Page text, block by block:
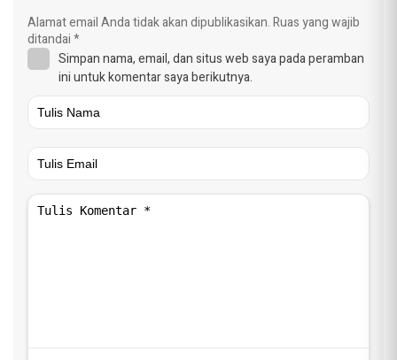
Alamat email Anda tidak akan dipublikasikan.Ruas yang wajib
ditandai*
Simpan nama, email, dan situs web saya pada peramban
ini untuk komentar saya berikutnya.